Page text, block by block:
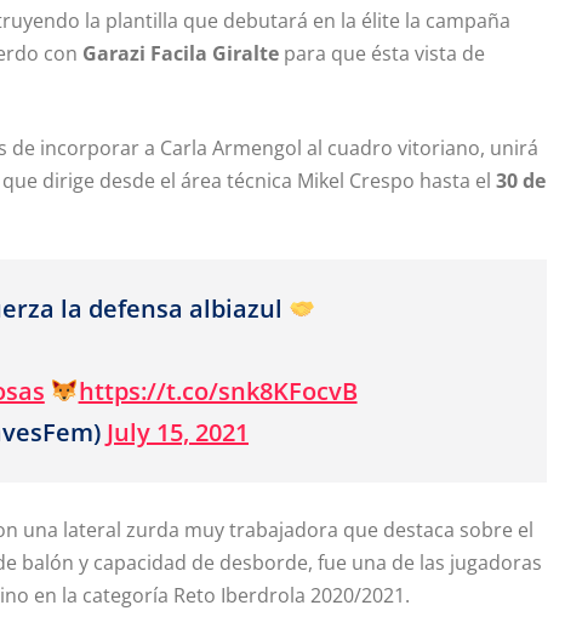
la plantilla que debutará en la élite la campaña
con Garazi Facila Giralte para que ésta vista de
de incorporar a Carla Armengol al cuadro vitoriano, unirá
dirige desde el área técnica Mikel Crespo hasta el 30de
la defensa albiazul
https://t.co/snk8KFocvB
July 15, 2021
una lateral zurda muy trabajadora que destaca sobre el
balón y capacidad de desborde, fue una de las jugadoras
en la categoría Reto Iberdrola 2020/2021.